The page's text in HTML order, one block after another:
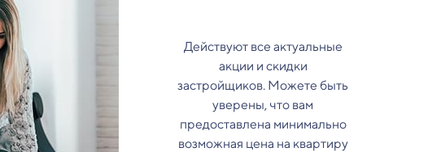
Действуют все актуальные
акции и скидки
застройщиков. Можете быть
уверены, что вам
предоставлена минимально
возможная цена на квартиру